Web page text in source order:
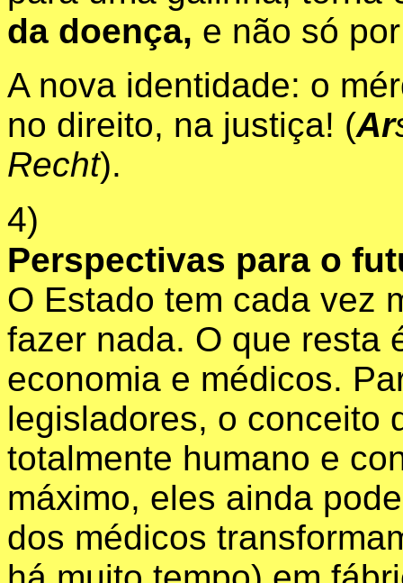
da doença, e não só
A nova identidade: o
no direito, na justiça! (Ar
Recht).
4)
Perspectivas para o
O Estado tem cada vez
fazer nada. O que resta
economia e médicos.
legisladores, o conceito
totalmente humano e
máximo, eles ainda
dos médicos